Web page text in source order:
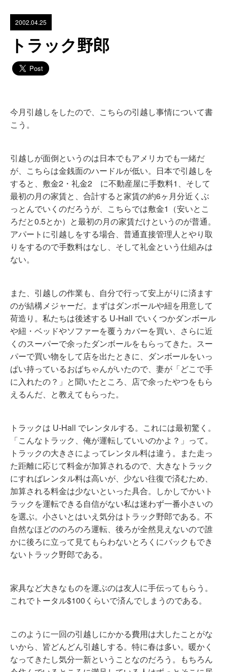
2002.04.25
トラック野郎
今月引越しをしたので、こちらの引越し事情について書
こう。
引越しが面倒というのは日本でもアメリカでも一緒だ
が、こちらは金銭面のハードルが低い。日本で引越しを
すると、敷金2・礼金2 に不動産屋に手数料1、そして
最初の月の家賃と、合計すると家賃の約6ヶ月分近くぶ
っとんでいくのだろうが、こちらでは敷金1（安いとこ
ろだと0.5とか）と最初の月の家賃だけというのが普通。
アパートに引越しをする場合、普通直接管理人とやり取
りをするので手数料はなし、そして礼金という仕組みは
ない。
また、引越しの作業も、自分で行って安上がりに済ます
のが結構メジャーだ。まずはダンボールや紐を用意して
荷造り。私たちは後述する U-Hall でいくつかダンボール
や紐・ベッドやソファーを覆うカバーを買い、さらに近
くのスーパーで余ったダンボールをもらってきた。スー
パーで買い物をして店を出たときに、ダンボールをいっ
ぱい持っているおばちゃんがいたので、妻が「どこで手
に入れたの？」と聞いたところ、店で余ったやつをもら
えるんだ、と教えてもらった。
トラックは U-Hall でレンタルする。これには最初驚く。
「こんなトラック、俺が運転していいのかよ？」って。
トラックの大きさによってレンタル料は違う。また走っ
た距離に応じて料金が加算されるので、大きなトラック
にすればレンタル料は高いが、少ない往復で済むため、
加算される料金は少ないといった具合。しかしでかいト
ラックを運転できる自信がない私は迷わず一番小さいの
を選ぶ。小さいとはいえ気分はトラック野郎である。不
自然なほどののろのろ運転、後ろが全然見えないので誰
かに後ろに立って見てもらわないとろくにバックもでき
ないトラック野郎である。
家具など大きなものを運ぶのは友人に手伝ってもらう。
これでトータル$100くらいで済んでしまうのである。
このように一回の引越しにかかる費用は大したことがな
いから、皆どんどん引越しする。特に春は多い。暖かく
なってきたし気分一新ということなのだろう。もちろん